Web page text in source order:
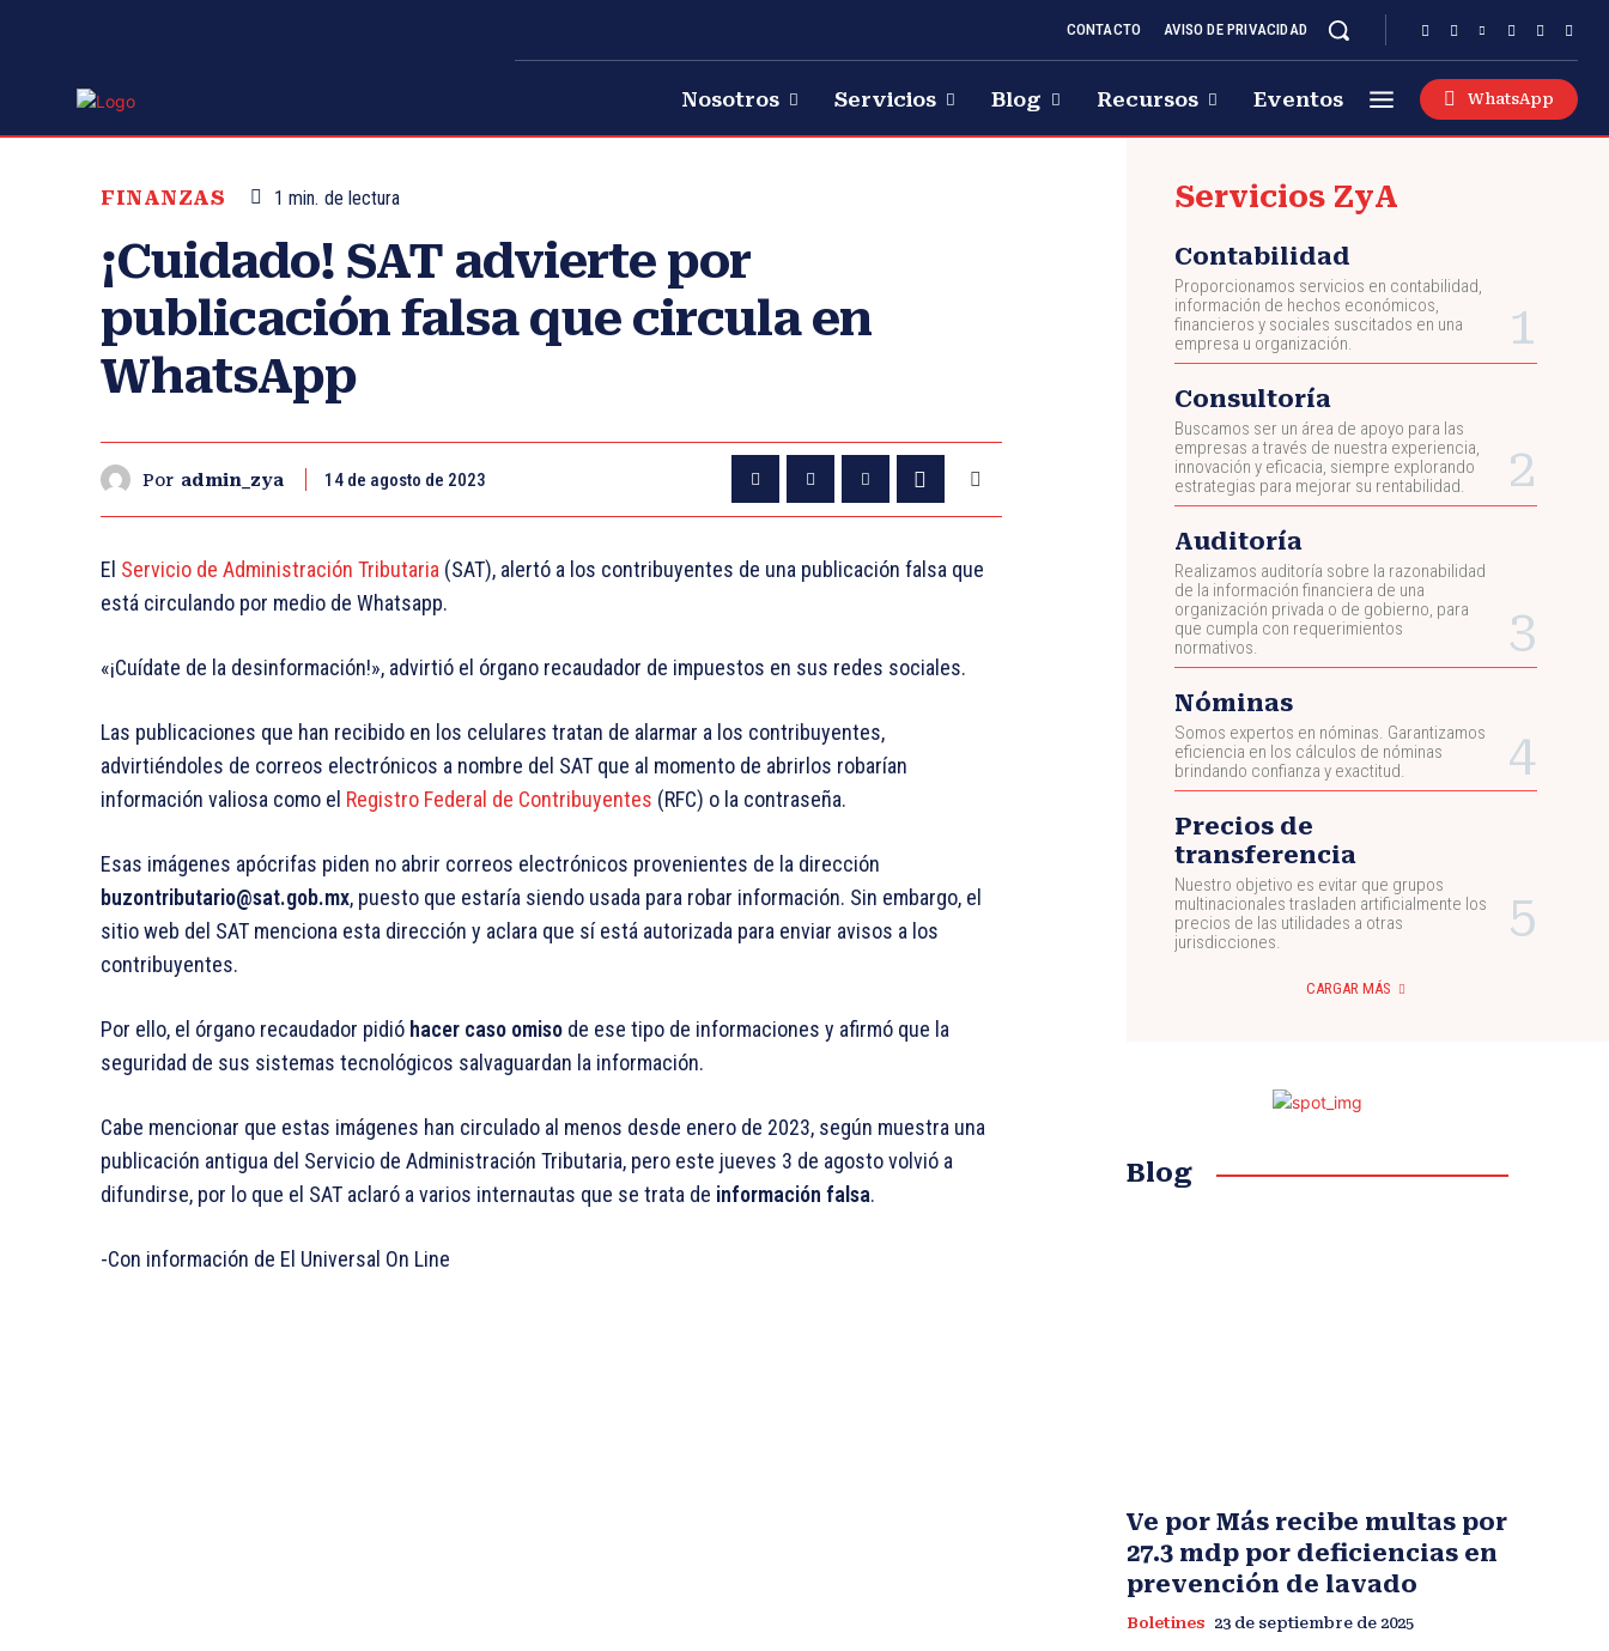
CONTACTO AVISO DE PRIVACIDAD
Nosotros Servicios Blog Recursos Eventos WhatsApp
FINANZAS 1 min. de lectura
¡Cuidado! SAT advierte por
publicación falsa que circula en
WhatsApp
Por admin_zya 14 de agosto de 2023
El Servicio de Administración Tributaria (SAT), alertó a los contribuyentes de una publicación falsa que
está circulando por medio de Whatsapp.
«¡Cuídate de la desinformación!», advirtió el órgano recaudador de impuestos en sus redes sociales.
Las publicaciones que han recibido en los celulares tratan de alarmar a los contribuyentes,
advirtiéndoles de correos electrónicos a nombre del SAT que al momento de abrirlos robarían
información valiosa como el Registro Federal de Contribuyentes (RFC) o la contraseña.
Esas imágenes apócrifas piden no abrir correos electrónicos provenientes de la dirección
buzontributario@sat.gob.mx, puesto que estaría siendo usada para robar información. Sin embargo, el
sitio web del SAT menciona esta dirección y aclara que sí está autorizada para enviar avisos a los
contribuyentes.
Por ello, el órgano recaudador pidió hacer caso omiso de ese tipo de informaciones y afirmó que la
seguridad de sus sistemas tecnológicos salvaguardan la información.
Cabe mencionar que estas imágenes han circulado al menos desde enero de 2023, según muestra una
publicación antigua del Servicio de Administración Tributaria, pero este jueves 3 de agosto volvió a
difundirse, por lo que el SAT aclaró a varios internautas que se trata de información falsa.
-Con información de El Universal On Line
Servicios ZyA
Contabilidad
Proporcionamos servicios en contabilidad,
información de hechos económicos,
financieros y sociales suscitados en una
empresa u organización.
Consultoría
Buscamos ser un área de apoyo para las
empresas a través de nuestra experiencia,
innovación y eficacia, siempre explorando
estrategias para mejorar su rentabilidad.
Auditoría
Realizamos auditoría sobre la razonabilidad
de la información financiera de una
organización privada o de gobierno, para
que cumpla con requerimientos
normativos.
Nóminas
Somos expertos en nóminas. Garantizamos
eficiencia en los cálculos de nóminas
brindando confianza y exactitud.
Precios de
transferencia
Nuestro objetivo es evitar que grupos
multinacionales trasladen artificialmente los
precios de las utilidades a otras
jurisdicciones.
CARGAR MÁS
Blog
Ve por Más recibe multas por
27.3 mdp por deficiencias en
prevención de lavado
Boletines 23 de septiembre de 2025